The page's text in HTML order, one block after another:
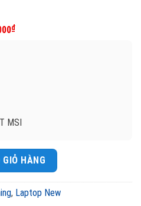
₫Giá
MSI
( I7-11800H/ 8GB/ SSD 512GB/
HÀNG
, Laptop New